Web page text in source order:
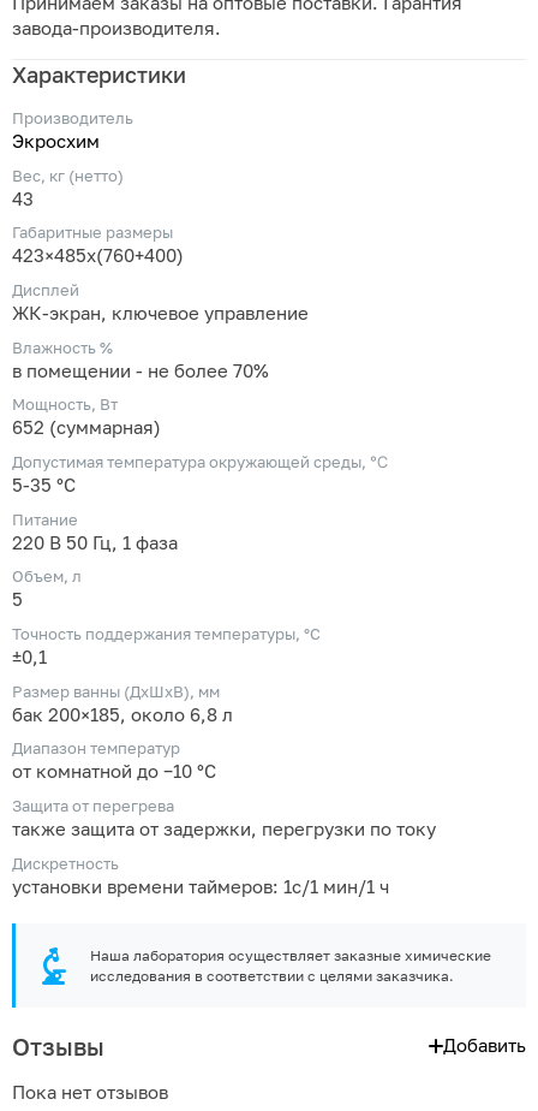
завода-производителя.
Характеристики
Производитель
Экросхим
Вес, кг (нетто)
43
Габаритные размеры
423×485x(760+400)
Дисплей
ЖК-экран, ключевое управление
Влажность %
в помещении - не более 70%
Мощность, Вт
652 (суммарная)
Допустимая температура окружающей среды, ℃
5-35 °С
Питание
220 В 50 Гц, 1 фаза
Объем, л
5
Точность поддержания температуры, °C
±0,1
Размер ванны (ДхШхВ), мм
бак 200×185, около 6,8 л
Диапазон температур
от комнатной до −10 °С
Защита от перегрева
также защита от задержки, перегрузки по току
Дискретность
установки времени таймеров: 1с/1 мин/1 ч
Наша лаборатория осуществляет заказные химические
исследования в соответствии с целями заказчика.
Отзывы Добавить
Пока нет отзывов